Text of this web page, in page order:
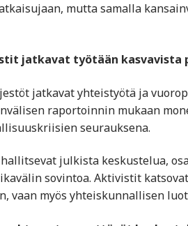
mutta samalla
jatkavat työtään kasvavista
jatkavat yhteistyötä ja
raportoinnin mukaan
seurauksena.
julkista keskustelua,
sovintoa. Aktivistit
vaan myös yhteiskunnallisen